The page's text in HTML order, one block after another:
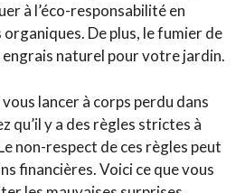
à l’éco-responsabilité en
De plus, le fumier de
engrais naturel pour votre jardin.
lancer à corps perdu dans
qu’il y a des règles strictes à
non-respect de ces règles peut
financières. Voici ce que vous